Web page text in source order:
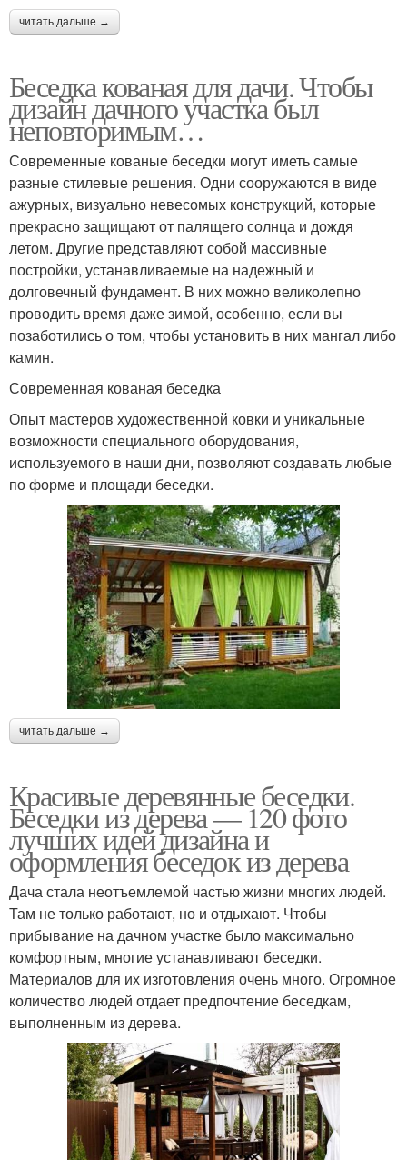
читать дальше →
Беседка кованая для дачи. Чтобы
дизайн дачного участка был
неповторимым…
Современные кованые беседки могут иметь самые
разные стилевые решения. Одни сооружаются в виде
ажурных, визуально невесомых конструкций, которые
прекрасно защищают от палящего солнца и дождя
летом. Другие представляют собой массивные
постройки, устанавливаемые на надежный и
долговечный фундамент. В них можно великолепно
проводить время даже зимой, особенно, если вы
позаботились о том, чтобы установить в них мангал либо
камин.
Современная кованая беседка
Опыт мастеров художественной ковки и уникальные
возможности специального оборудования,
используемого в наши дни, позволяют создавать любые
по форме и площади беседки.
читать дальше →
Красивые деревянные беседки.
Беседки из дерева — 120 фото
лучших идей дизайна и
оформления беседок из дерева
Дача стала неотъемлемой частью жизни многих людей.
Там не только работают, но и отдыхают. Чтобы
прибывание на дачном участке было максимально
комфортным, многие устанавливают беседки.
Материалов для их изготовления очень много. Огромное
количество людей отдает предпочтение беседкам,
выполненным из дерева.